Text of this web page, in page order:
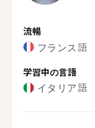
流暢
フランス語
学習中の言語
イタリア語